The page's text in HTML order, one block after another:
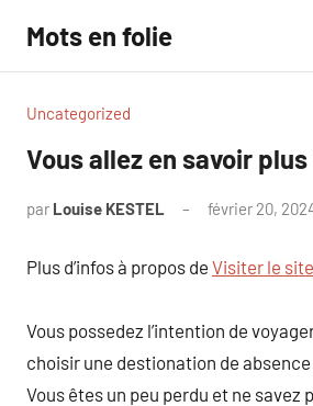
contenu
Mots en folie
Uncategorized
Vous allez en savoir
par Louise KESTEL février 20,
Plus d’infos à propos de Visiter le site
Vous possedez l’intention de
choisir une destionation de absence
Vous êtes un peu perdu et ne savez